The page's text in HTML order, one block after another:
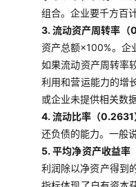
组合。企业要千方百
3. 流动资产周转率（
资产总额×100%。企
如果流动资产周转率
利用和营运能力的增
或企业未提供相关数据
4. 流动比率（0.2631
还负债的能力。一般
5. 平均净资产收益率
利润除以净资产得到